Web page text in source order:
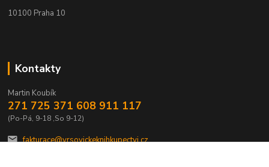
10100 Praha 10
Kontakty
Martin Koubík
271 725 371 608 911 117
(Po-Pá, 9-18 ,So 9-12)
fakturace@vrsovickeknihkupectvi.cz